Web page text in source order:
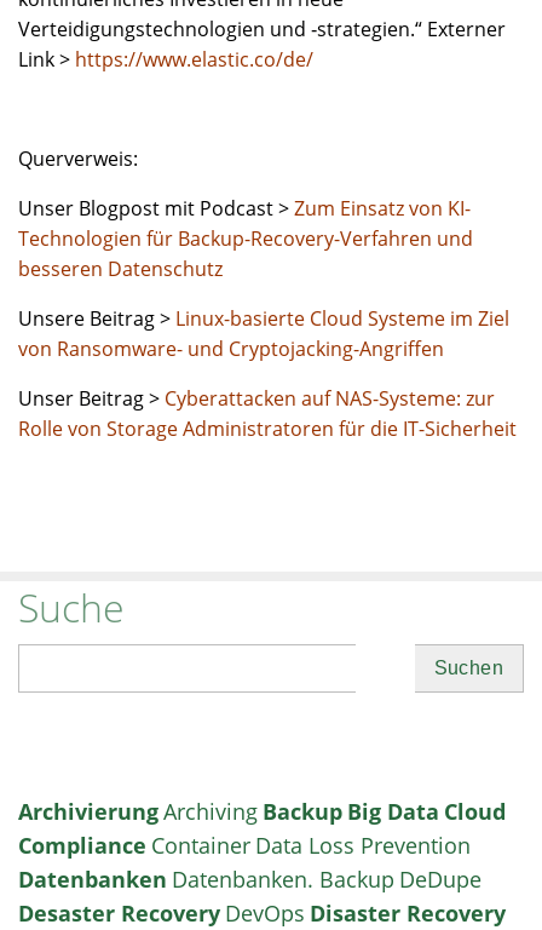
Verteidigungstechnologien und ‑strategien.“ Externer
Link > https://www.elastic.co/de/
Querverweis:
Unser Blogpost mit Podcast >Zum Einsatz von KI-
Technologien für Backup-Recovery-Verfahren und
besseren Datenschutz
Unsere Beitrag > Linux-basierte Cloud Systeme im Ziel
von Ransomware- und Cryptojacking-Angriffen
Unser Beitrag > Cyberattacken auf NAS-Systeme: zur
Rolle von Storage Administratoren für die IT-Sicherheit
Suche
ArchivierungArchiving Backup Big Data Cloud
Compliance Container Data Loss Prevention
Datenbanken Datenbanken. Backup DeDupe
Desaster Recovery DevOps Disaster Recovery